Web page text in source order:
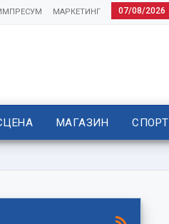
07/08/2026
МАРКЕТИНГ
МАГАЗИН СПОРТ